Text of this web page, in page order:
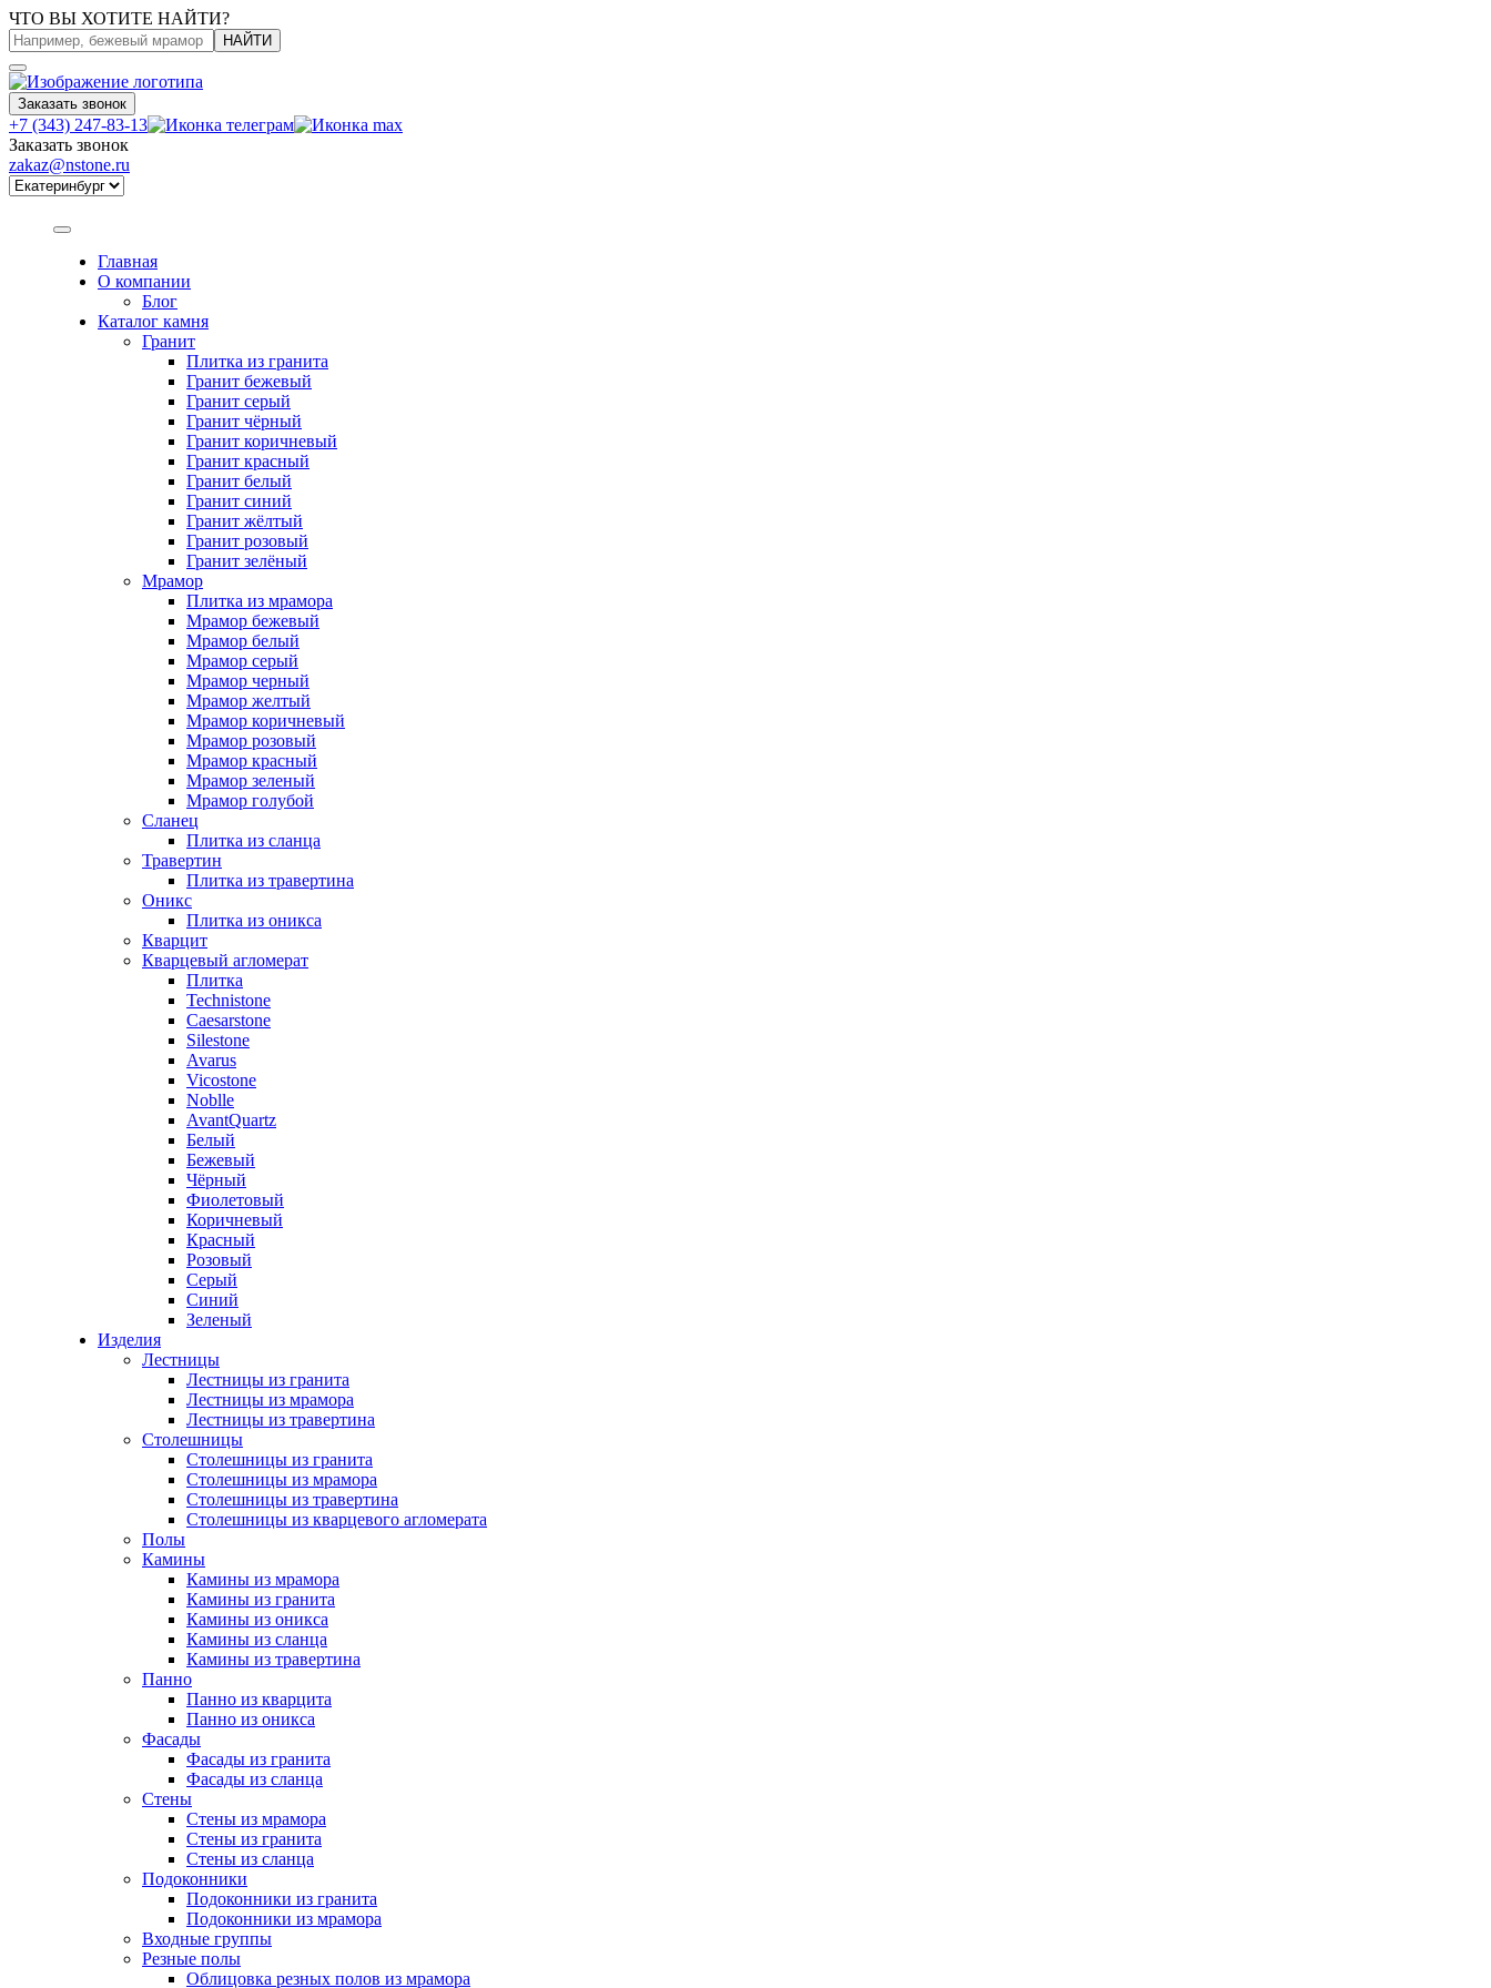
ЧТО ВЫ ХОТИТЕ НАЙТИ?
НАЙТИ
Заказать звонок
+7 (343) 247-83-13
Заказать звонок
zakaz@nstone.ru
Главная
О компании
Блог
Каталог камня
Гранит
Плитка из гранита
Гранит бежевый
Гранит серый
Гранит чёрный
Гранит коричневый
Гранит красный
Гранит белый
Гранит синий
Гранит жёлтый
Гранит розовый
Гранит зелёный
Мрамор
Плитка из мрамора
Мрамор бежевый
Мрамор белый
Мрамор серый
Мрамор черный
Мрамор желтый
Мрамор коричневый
Мрамор розовый
Мрамор красный
Мрамор зеленый
Мрамор голубой
Сланец
Плитка из сланца
Травертин
Плитка из травертина
Оникс
Плитка из оникса
Кварцит
Кварцевый агломерат
Плитка
Technistone
Caesarstone
Silestone
Avarus
Vicostone
Noblle
AvantQuartz
Белый
Бежевый
Чёрный
Фиолетовый
Коричневый
Красный
Розовый
Серый
Синий
Зеленый
Изделия
Лестницы
Лестницы из гранита
Лестницы из мрамора
Лестницы из травертина
Столешницы
Столешницы из гранита
Столешницы из мрамора
Столешницы из травертина
Столешницы из кварцевого агломерата
Полы
Камины
Камины из мрамора
Камины из гранита
Камины из оникса
Камины из сланца
Камины из травертина
Панно
Панно из кварцита
Панно из оникса
Фасады
Фасады из гранита
Фасады из сланца
Стены
Стены из мрамора
Стены из гранита
Стены из сланца
Подоконники
Подоконники из гранита
Подоконники из мрамора
Входные группы
Резные полы
Облицовка резных полов из мрамора